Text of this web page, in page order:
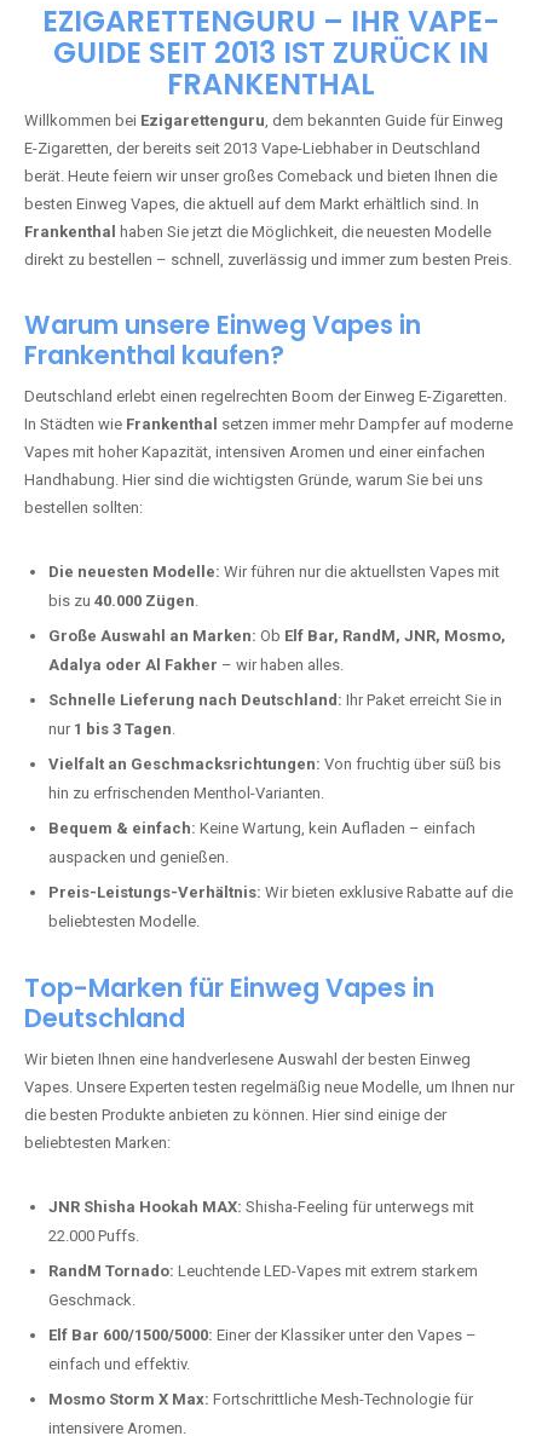
EZIGARETTENGURU – IHR VAPE-
GUIDE SEIT 2013 IST ZURÜCK IN
FRANKENTHAL
Willkommen bei Ezigarettenguru, dem bekannten Guide für Einweg
E-Zigaretten, der bereits seit 2013 Vape-Liebhaber in Deutschland
berät. Heute feiern wir unser großes Comeback und bieten Ihnen die
besten Einweg Vapes, die aktuell auf dem Markt erhältlich sind. In
Frankenthal
haben Sie jetzt die Möglichkeit, die neuesten Modelle
direkt zu bestellen – schnell, zuverlässig und immer zum besten Preis.
Warum unsere Einweg Vapes in
Frankenthal kaufen?
Deutschland erlebt einen regelrechten Boom der Einweg E-Zigaretten.
In Städten wie Frankenthal setzen immer mehr Dampfer auf moderne
Vapes mit hoher Kapazität, intensiven Aromen und einer einfachen
Handhabung. Hier sind die wichtigsten Gründe, warum Sie bei uns
bestellen sollten:
Die neuesten Modelle: Wir führen nur die aktuellsten Vapes mit
bis zu 40.000 Zügen.
Große Auswahl an Marken: Ob Elf Bar, RandM, JNR, Mosmo,
Adalya oder Al Fakher – wir haben alles.
Schnelle Lieferung nach Deutschland: Ihr Paket erreicht Sie in
nur 1 bis 3 Tagen.
Vielfalt an Geschmacksrichtungen: Von fruchtig über süß bis
hin zu erfrischenden Menthol-Varianten.
Bequem & einfach: Keine Wartung, kein Aufladen – einfach
auspacken und genießen.
Preis-Leistungs-Verhältnis: Wir bieten exklusive Rabatte auf die
beliebtesten Modelle.
Top-Marken für Einweg Vapes in
Deutschland
Wir bieten Ihnen eine handverlesene Auswahl der besten Einweg
Vapes. Unsere Experten testen regelmäßig neue Modelle, um Ihnen nur
die besten Produkte anbieten zu können. Hier sind einige der
beliebtesten Marken:
JNR Shisha Hookah MAX: Shisha-Feeling für unterwegs mit
22.000 Puffs.
RandM Tornado: Leuchtende LED-Vapes mit extrem starkem
Geschmack.
Elf Bar 600/1500/5000: Einer der Klassiker unter den Vapes –
einfach und effektiv.
Mosmo Storm X Max: Fortschrittliche Mesh-Technologie für
intensivere Aromen.